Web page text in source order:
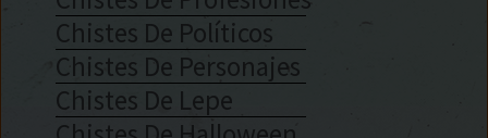
Chistes De Políticos
Chistes De Personajes
Chistes De Lepe